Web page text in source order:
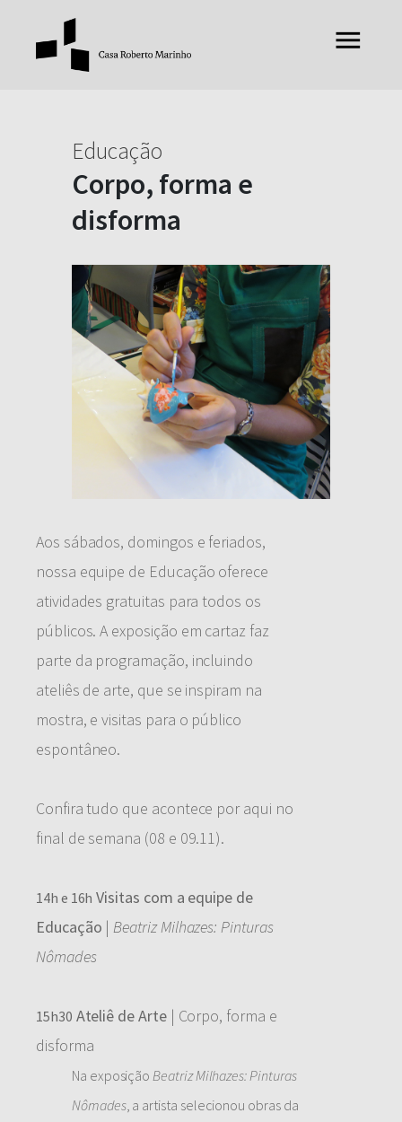
Educação
Corpo, forma e
disforma
Aos sábados, domingos e feriados,
nossa equipe de Educação oferece
atividades gratuitas para todos os
públicos. A exposição em cartaz faz
parte da programação, incluindo
ateliês de arte, que se inspiram na
mostra, e visitas para o público
espontâneo.
Confira tudo que acontece por aqui no
final de semana (08 e 09.11).
14h e 16h Visitas com a equipe de
Educação |Beatriz Milhazes: Pinturas
Nômades
15h30 Ateliê de Arte| Corpo, forma e
disforma
Na exposição Beatriz Milhazes: Pinturas
Nômades, a artista selecionou obras da